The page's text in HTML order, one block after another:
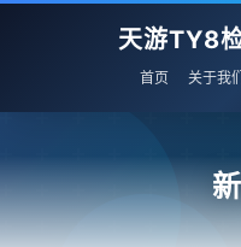
天游TY8
首页 关于我们